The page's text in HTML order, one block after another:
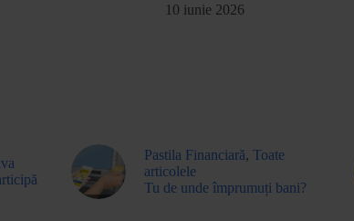
10 iunie 2026
Pastila Financiară, Toate
articolele
Tu de unde împrumuți bani?